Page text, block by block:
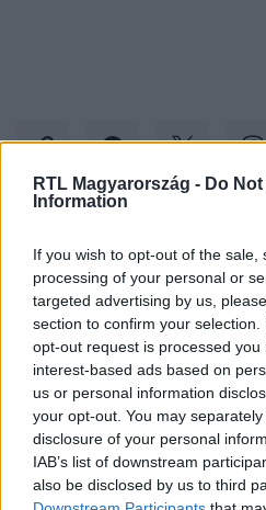
RTL Magyarország - Do
Information
If you wish to opt-out of the
processing of your personal or
targeted advertising by us,
section to confirm your
opt-out request is processed you
interest-based ads based on
us or personal information
your opt-out. You may
disclosure of your personal
IAB’s list of downstream
also be disclosed by us to third
Kövess minket, és
Facebookon is!
#KÜLFÖLD #PÁRIZS #